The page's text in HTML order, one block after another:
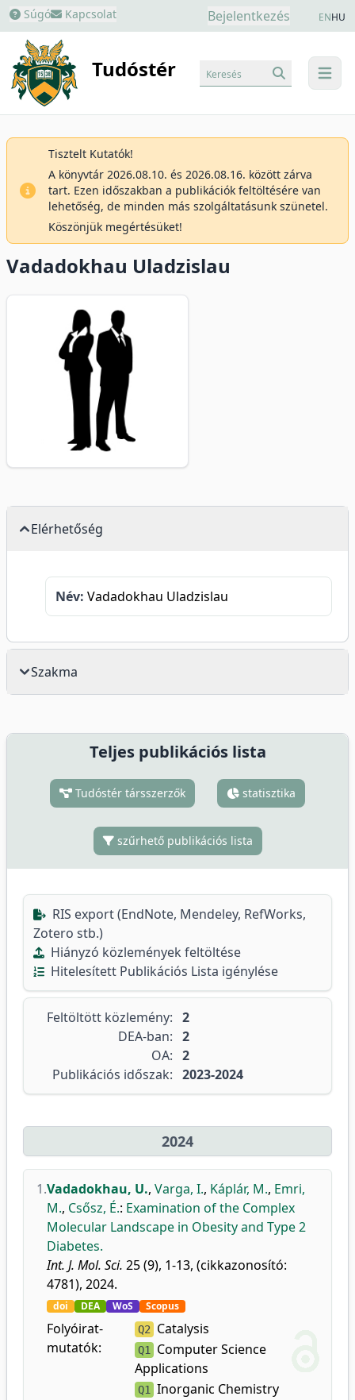
Súgó Kapcsolat Bejelentkezés ENHU
Tudóstér menu
Keresés
Tisztelt Kutatók!
A könyvtár 2026.08.10. és 2026.08.16. között zárva
tart. Ezen időszakban a publikációk feltöltésére van
lehetőség, de minden más szolgáltatásunk szünetel.
Köszönjük megértésüket!
Vadadokhau Uladzislau
Elérhetőség
Név: Vadadokhau Uladzislau
Szakma
Teljes publikációs lista
Tudóstér társszerzők statisztika
szűrhető publikációs lista
RIS export (EndNote, Mendeley, RefWorks,
Zotero stb.)
Hiányzó közlemények feltöltése
Hitelesített Publikációs Lista igénylése
Feltöltött közlemény: 2
DEA-ban: 2
OA: 2
Publikációs időszak: 2023-2024
2024
1.Vadadokhau, U., Varga, I., Káplár, M., Emri,
M., Csősz, É.: Examination of the Complex
Molecular Landscape in Obesity and Type 2
Diabetes.
Int. J. Mol. Sci. 25 (9), 1-13, (cikkazonosító:
4781), 2024.
doi DEA WoS Scopus
Folyóirat-
mutatók:
Q2 Catalysis
Q1
Computer Science
Applications
Q1 Inorganic Chemistry